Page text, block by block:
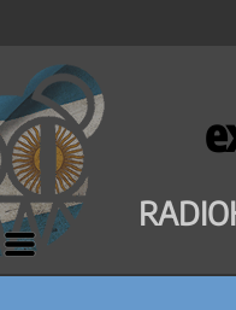
Saltar
al
contenido